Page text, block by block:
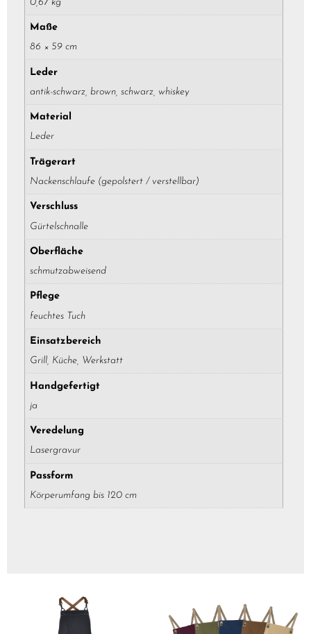
0,67 kg
Maße
86 × 59 cm
Leder
antik-schwarz, brown, schwarz, whiskey
Material
Leder
Trägerart
Nackenschlaufe (gepolstert / verstellbar)
Verschluss
Gürtelschnalle
Oberfläche
schmutzabweisend
Pflege
feuchtes Tuch
Einsatzbereich
Grill, Küche, Werkstatt
Handgefertigt
ja
Veredelung
Lasergravur
Passform
Körperumfang bis 120 cm